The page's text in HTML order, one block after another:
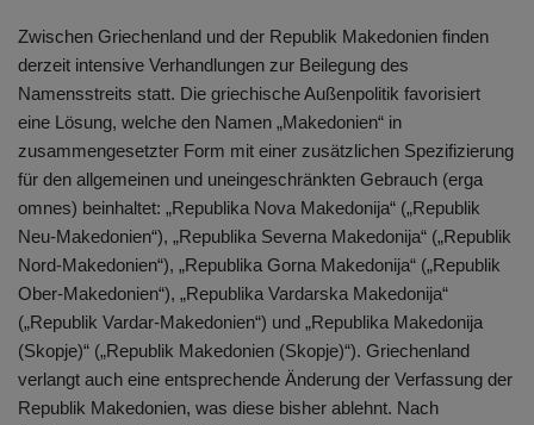
Zwischen Griechenland und der Republik Makedonien finden
derzeit intensive Verhandlungen zur Beilegung des
Namensstreits statt. Die griechische Außenpolitik favorisiert
eine Lösung, welche den Namen „Makedonien“ in
zusammengesetzter Form mit einer zusätzlichen Spezifizierung
für den allgemeinen und uneingeschränkten Gebrauch (erga
omnes) beinhaltet: „Republika Nova Makedonija“ („Republik
Neu-Makedonien“), „Republika Severna Makedonija“ („Republik
Nord-Makedonien“), „Republika Gorna Makedonija“ („Republik
Ober-Makedonien“), „Republika Vardarska Makedonija“
(„Republik Vardar-Makedonien“) und „Republika Makedonija
(Skopje)“ („Republik Makedonien (Skopje)“). Griechenland
verlangt auch eine entsprechende Änderung der Verfassung der
Republik Makedonien, was diese bisher ablehnt. Nach